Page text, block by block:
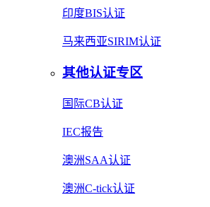
印度BIS认证
马来西亚SIRIM认证
其他认证专区
国际CB认证
IEC报告
澳洲SAA认证
澳洲C-tick认证